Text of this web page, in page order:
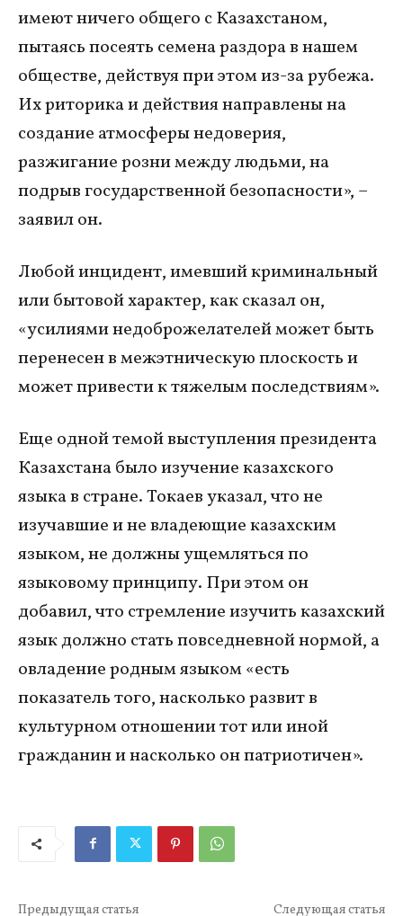
имеют ничего общего с Казахстаном,
пытаясь посеять семена раздора в нашем
обществе, действуя при этом из-за рубежа.
Их риторика и действия направлены на
создание атмосферы недоверия,
разжигание розни между людьми, на
подрыв государственной безопасности», –
заявил он.
Любой инцидент, имевший криминальный
или бытовой характер, как сказал он,
«усилиями недоброжелателей может быть
перенесен в межэтническую плоскость и
может привести к тяжелым последствиям».
Еще одной темой выступления президента
Казахстана было изучение казахского
языка в стране. Токаев указал, что не
изучавшие и не владеющие казахским
языком, не должны ущемляться по
языковому принципу. При этом он
добавил, что стремление изучить казахский
язык должно стать повседневной нормой, а
овладение родным языком «есть
показатель того, насколько развит в
культурном отношении тот или иной
гражданин и насколько он патриотичен».
Предыдущая статья Следующая статья